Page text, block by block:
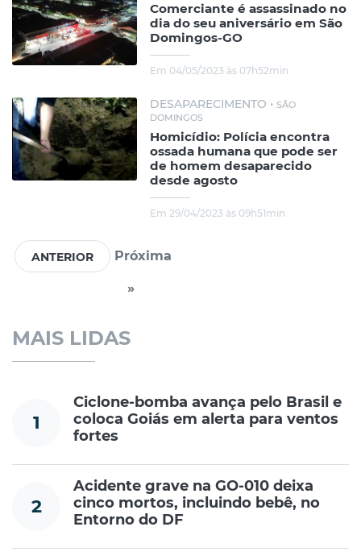
Comerciante é assassinado no
dia do seu aniversário em São
Domingos-GO
Em 04/05/2023 às 07h52min
DESAPARECIMENTO • SÃO
DOMINGOS
Homicídio: Polícia encontra
ossada humana que pode ser
de homem desaparecido
desde agosto
Em 29/04/2023 às 09h51min
Próxima
»
MAIS LIDAS
1
Ciclone-bomba avança pelo Brasil e
coloca Goiás em alerta para ventos
fortes
2
Acidente grave na GO-010 deixa
cinco mortos, incluindo bebê, no
Entorno do DF